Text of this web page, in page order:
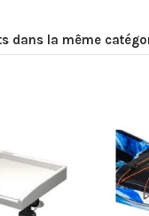
dans la même